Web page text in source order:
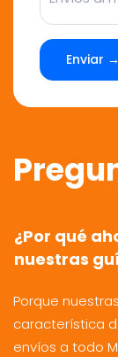
Enviar →
¿Por qué
nuestras
Porque
característica
envíos a todo